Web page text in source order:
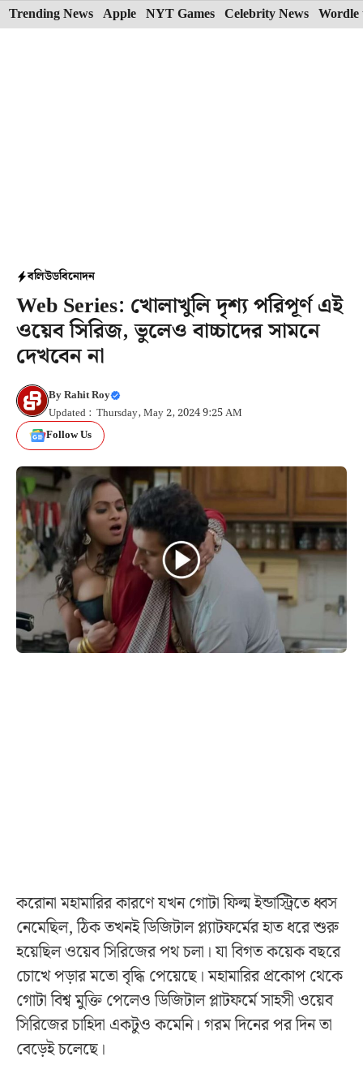
Skip
to
Trending News Apple NYT Games Celebrity News Wordle
বলিউডবিনোদন
Web Series: খোলাখুলি দৃশ্য পরিপূর্ণ এই
ওয়েব সিরিজ, ভুলেও বাচ্চাদের সামনে
দেখবেন না
ByRahit Roy
Updated : Thursday, May 2, 2024 9:25 AM
Follow Us
করোনা মহামারির কারণে যখন গোটা ফিল্ম ইন্ডাস্ট্রিতে ধ্বস
নেমেছিল, ঠিক তখনই ডিজিটাল প্ল্যাটফর্মের হাত ধরে শুরু
হয়েছিল ওয়েব সিরিজের পথ চলা। যা বিগত কয়েক বছরে
চোখে পড়ার মতো বৃদ্ধি পেয়েছে। মহামারির প্রকোপ থেকে
গোটা বিশ্ব মুক্তি পেলেও ডিজিটাল প্লাটফর্মে সাহসী ওয়েব
সিরিজের চাহিদা একটুও কমেনি। গরম দিনের পর দিন তা
বেড়েই চলেছে।